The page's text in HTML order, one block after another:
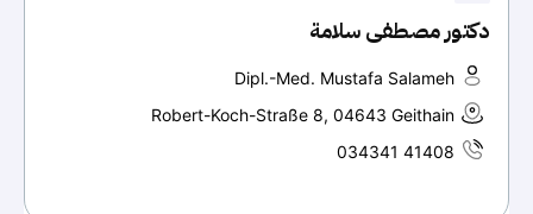
دكتور مصطفى سلامة
Dipl.-Med. Mustafa Salameh
Robert-Koch-Straße 8, 04643 Geithain
034341 41408